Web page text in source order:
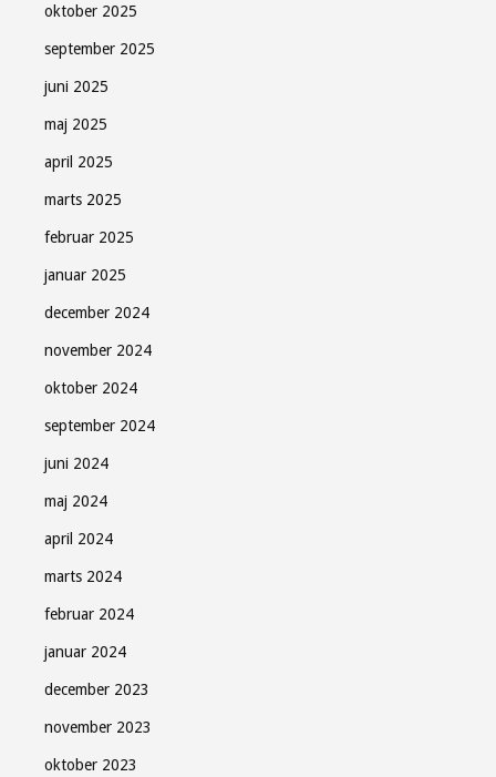
oktober 2025
september 2025
juni 2025
maj 2025
april 2025
marts 2025
februar 2025
januar 2025
december 2024
november 2024
oktober 2024
september 2024
juni 2024
maj 2024
april 2024
marts 2024
februar 2024
januar 2024
december 2023
november 2023
oktober 2023